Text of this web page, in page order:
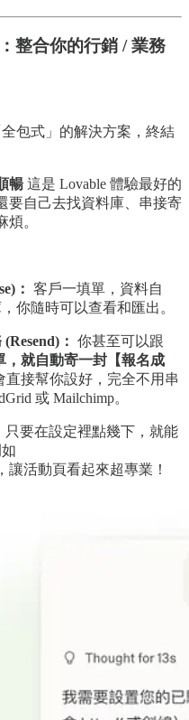
整合你的行銷 / 業務
包式」的解決方案，終結
暢 這是 Lovable 體驗最好的
要自己去找資料庫、串接寄
。
： 客戶一填單，資料自
你隨時可以查看和匯出。
： 你甚至可以跟
，就自動寄一封【報名成
直接幫你設好，完全不用串
或 Mailchimp。
只要在設定裡點幾下，就能
讓活動頁看起來超專業！